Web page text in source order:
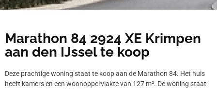
Marathon 84 2924 XE Krimpen
aan den IJssel te koop
Deze prachtige woning staat te koop aan de Marathon 84. Het huis
heeft kamers en een woonoppervlakte van 127 m². De woning staat